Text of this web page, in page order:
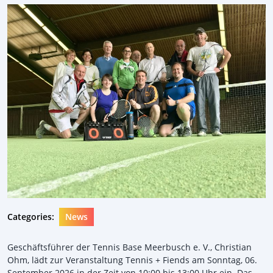
Categories: News
Geschäftsführer der Tennis Base Meerbusch e. V., Christian
Ohm, lädt zur Veranstaltung Tennis + Fiends am Sonntag, 06.